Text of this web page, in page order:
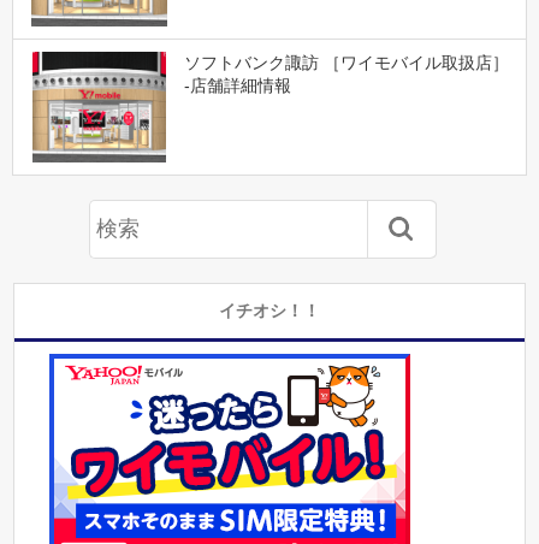
ソフトバンク諏訪 ［ワイモバイル取扱店］
-店舗詳細情報
イチオシ！！